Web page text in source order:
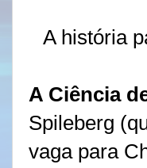
A história
A Ciência
Spileberg
vaga para